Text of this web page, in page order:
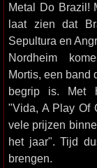
Metal Do Brazil!
laat zien dat
Sepultura en
Nordheim
Mortis, een band
begrip is. Met
"Vida, A Play Of
vele prijzen
het jaar". Tijd
brengen.